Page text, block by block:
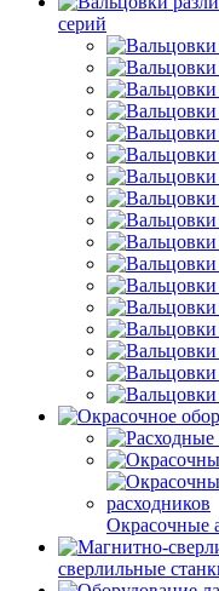
серий
Окрасочные
сверлильные